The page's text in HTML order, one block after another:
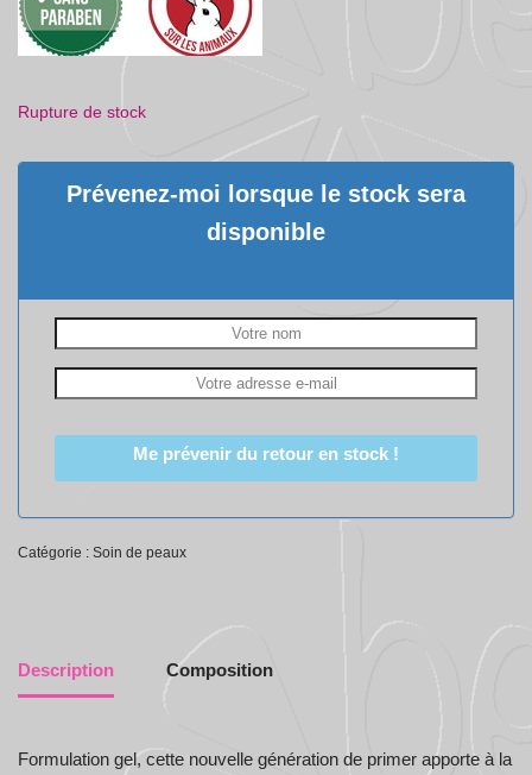
Rupture de stock
Prévenez-moi lorsque le stock sera
disponible
Me prévenir du retour en stock !
Catégorie : Soin de peaux
Description Composition
Formulation gel, cette nouvelle génération de primer apporte à la